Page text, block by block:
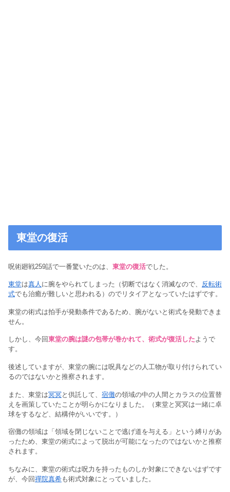
東堂の復活
呪術廻戦259話で一番驚いたのは、 東堂の復活でした。
東堂は真人 に腕をやられてしまった（切断ではなく消滅なので、 反転術
式でも治癒が難しいと思われる）のでリタイアとなっていたはずです。
東堂の術式は拍手が発動条件であるため、腕がないと術式を発動できま
せん。
しかし、今回東堂の腕は謎の包帯が巻かれて、術式が復活したようで
す。
後述していますが、東堂の腕には呪具などの人工物が取り付けられてい
るのではないかと推察されます。
また、東堂は冥冥と供託して、 宿儺の領域の中の人間とカラスの位置替
えを画策していたことが明らかになりました。（東堂と冥冥は一緒に卓
球をするなど、結構仲がいいです。）
宿儺の領域は「領域を閉じないことで逃げ道を与える」という縛りがあ
ったため、東堂の術式によって脱出が可能になったのではないかと推察
されます。
ちなみに、東堂の術式は呪力を持ったものしか対象にできないはずです
が、今回禪院真希も術式対象にとっていました。